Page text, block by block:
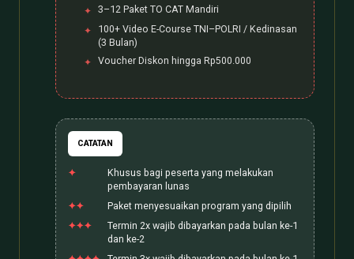
3–12 Paket TO CAT Mandiri
100+ Video E-Course TNI–POLRI / Kedinasan
(3 Bulan)
Voucher Diskon hingga Rp500.000
CATATAN
Khusus bagi peserta yang melakukan
pembayaran lunas
Paket menyesuaikan program yang dipilih
Termin 2x wajib dibayarkan pada bulan ke-1
dan ke-2